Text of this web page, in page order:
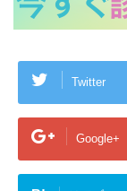
Twitter
Google+